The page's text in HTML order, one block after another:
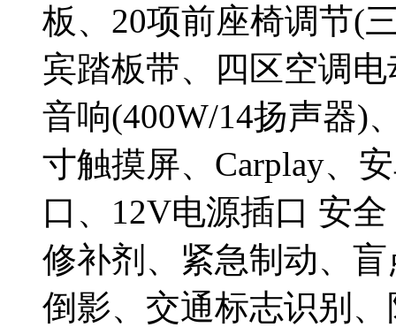
板、20项前座椅调节(
宾踏板带、四区空调
音响(400W/14扬声器)
寸触摸屏、Carplay、
口、12V电源插口 安
修补剂、紧急制动、
倒影、交通标志识别